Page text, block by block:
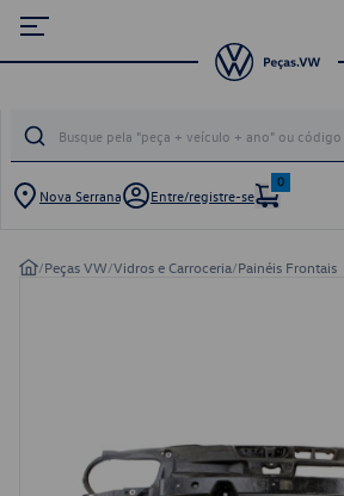
Nova Serrana Entre/registre-se
0
/Peças VW/Vidros e Carroceria/Painéis Frontais